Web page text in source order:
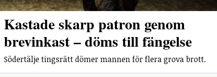
Kastade skarp patron genom
brevinkast – döms till fängelse
Södertälje tingsrätt dömer mannen för flera grova brott.